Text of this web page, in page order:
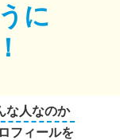
に
な人なのか
フィールを